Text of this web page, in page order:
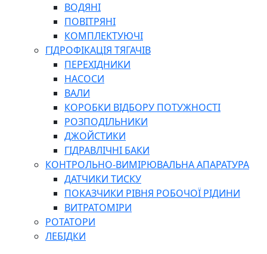
ВОДЯНІ
ПОВІТРЯНІ
КОМПЛЕКТУЮЧІ
ГІДРОФІКАЦІЯ ТЯГАЧІВ
ПЕРЕХІДНИКИ
НАСОСИ
ВАЛИ
КОРОБКИ ВІДБОРУ ПОТУЖНОСТІ
РОЗПОДІЛЬНИКИ
ДЖОЙСТИКИ
ГІДРАВЛІЧНІ БАКИ
КОНТРОЛЬНО-ВИМІРЮВАЛЬНА АПАРАТУРА
ДАТЧИКИ ТИСКУ
ПОКАЗЧИКИ РІВНЯ РОБОЧОЇ РІДИНИ
ВИТРАТОМІРИ
РОТАТОРИ
ЛЕБІДКИ